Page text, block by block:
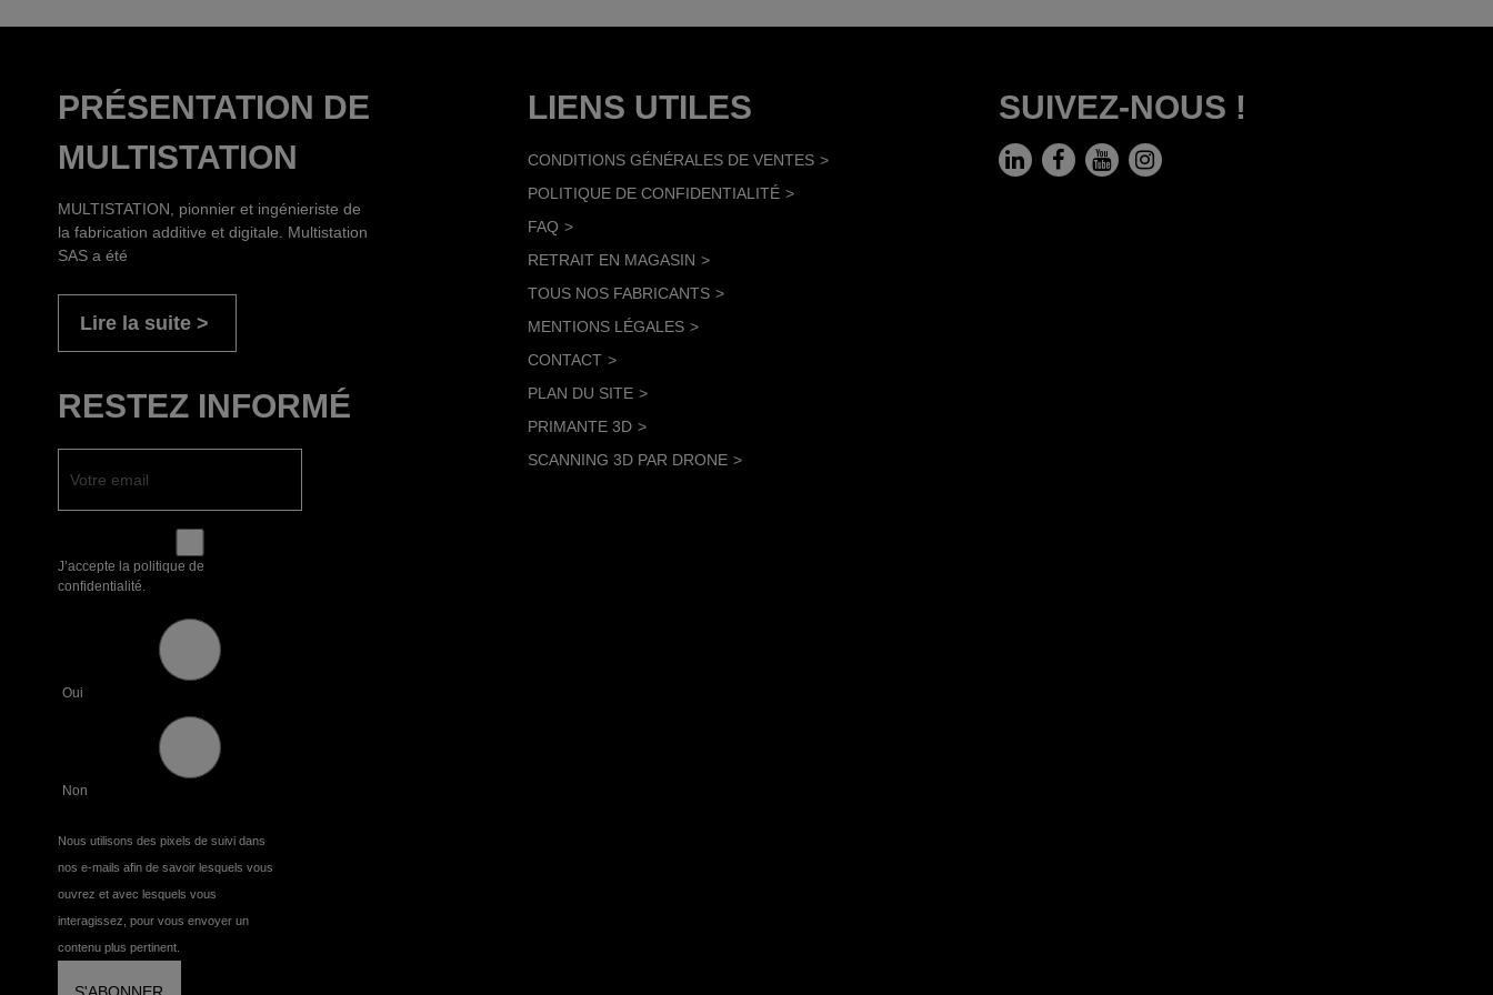
PRÉSENTATION DE
MULTISTATION
MULTISTATION, pionnier et ingénieriste de
la fabrication additive et digitale. Multistation
SAS a été
Lire la suite
RESTEZ INFORMÉ
J’accepte la politique de
confidentialité.
Oui
Non
Nous utilisons des pixels de suivi dans
nos e-mails afin de savoir lesquels vous
ouvrez et avec lesquels vous
interagissez, pour vous envoyer un
contenu plus pertinent.
LIENS UTILES
CONDITIONS GÉNÉRALES DE VENTES
POLITIQUE DE CONFIDENTIALITÉ
FAQ
RETRAIT EN MAGASIN
TOUS NOS FABRICANTS
MENTIONS LÉGALES
CONTACT
PLAN DU SITE
PRIMANTE 3D
SCANNING 3D PAR DRONE
SUIVEZ-NOUS !